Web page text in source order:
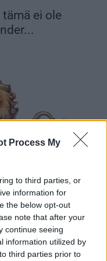
Process My
to third parties, or
information for
the below opt-out
note that after your
continue seeing
information utilized by
third parties prior to
ei ole